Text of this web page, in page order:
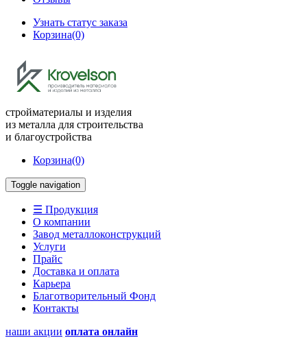
Узнать статус заказа
Корзина(0)
стройматериалы и изделия
из металла для строительства
и благоустройства
Корзина(0)
Toggle navigation
☰ Продукция
О компании
Завод металлоконструкций
Услуги
Прайс
Доставка и оплата
Карьера
Благотворительный Фонд
Контакты
наши акции оплата онлайн